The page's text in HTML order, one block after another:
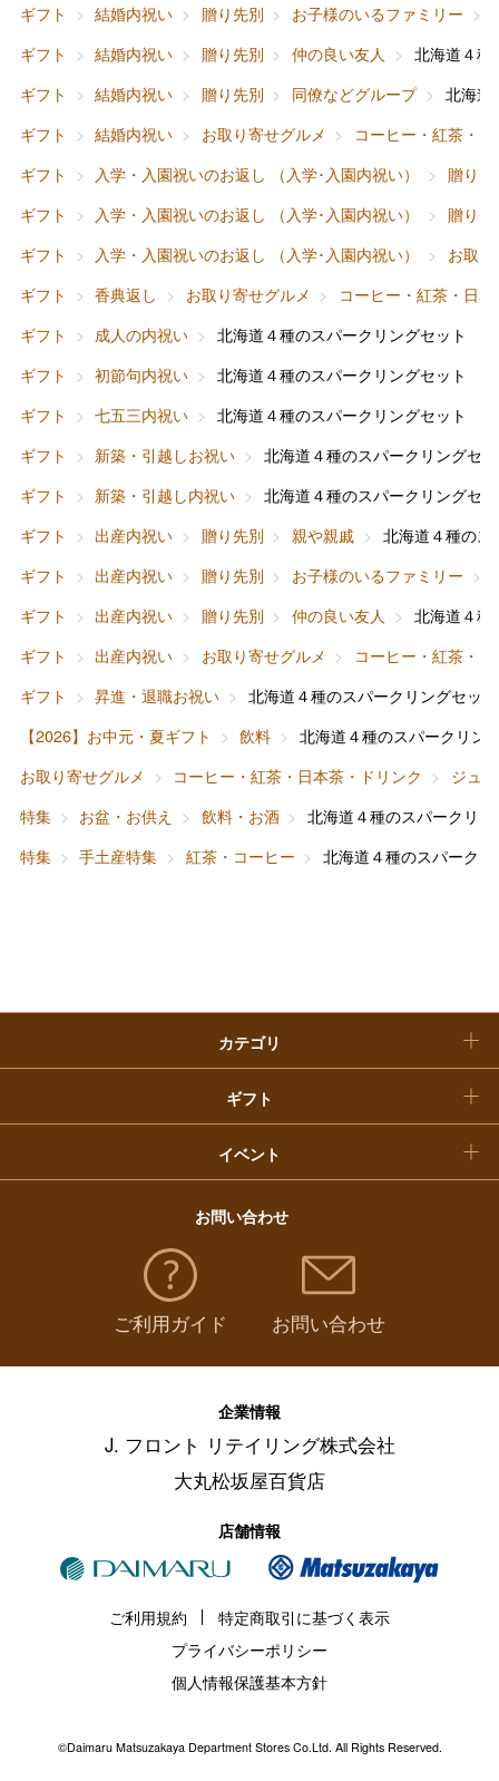
ギフト
結婚内祝い 贈り先別 お子様のいるファミリー
ギフト
結婚内祝い 贈り先別 仲の良い友人
北海道４種
ギフト
結婚内祝い 贈り先別 同僚などグループ
北海道
ギフト
結婚内祝い お取り寄せグルメ
コーヒー・紅茶・
ギフト
入学・入園祝いのお返し （入学･入園内祝い）
贈り先
ギフト
入学・入園祝いのお返し （入学･入園内祝い）
贈り先
ギフト
入学・入園祝いのお返し （入学･入園内祝い）
お取
ギフト
香典返し お取り寄せグルメ
コーヒー・紅茶・日
ギフト
成人の内祝い
北海道４種のスパークリングセット
ギフト
初節句内祝い
北海道４種のスパークリングセット
ギフト
七五三内祝い
北海道４種のスパークリングセット
ギフト
新築・引越しお祝い
北海道４種のスパークリングセ
ギフト
新築・引越し内祝い
北海道４種のスパークリングセ
ギフト
出産内祝い 贈り先別 親や親戚
北海道４種のス
ギフト
出産内祝い 贈り先別 お子様のいるファミリー
ギフト
出産内祝い 贈り先別 仲の良い友人
北海道４種
ギフト
出産内祝い お取り寄せグルメ
コーヒー・紅茶・
ギフト
昇進・退職お祝い
北海道４種のスパークリングセット
【2026】お中元・夏ギフト
飲料
北海道４種のスパークリン
お取り寄せグルメ
コーヒー・紅茶・日本茶・ドリンク
ジュ
特集
お盆・お供え 飲料・お酒
北海道４種のスパークリ
特集
手土産特集 紅茶・コーヒー 北海道４種のスパーク
カテゴリ
フード＆スイーツ
ファッション
ホーム＆インテリア
ベビー＆キッズ
ギフト
出産内祝い
結婚内祝い
お香典返し
快気祝い
イベント
バレンタインチョコレート
母の日
父の日
お中元
敬老の日
福袋
お問い合わせ
ご利用ガイド お問い合わせ
企業情報
J. フロント リテイリング株式会社
大丸松坂屋百貨店
店舗情報
ご利用規約
特定商取引に基づく表示
プライバシーポリシー
個人情報保護基本方針
©Daimaru Matsuzakaya Department Stores Co.Ltd. All Rights Reserved.